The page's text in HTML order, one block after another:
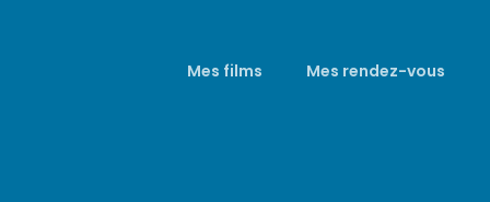
Mes films Mes rendez-vous